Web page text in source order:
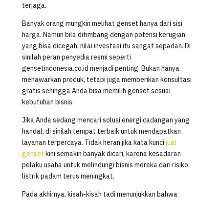
terjaga.
Banyak orang mungkin melihat genset hanya dari sisi
harga. Namun bila ditimbang dengan potensi kerugian
yang bisa dicegah, nilai investasi itu sangat sepadan. Di
sinilah peran penyedia resmi seperti
gensetindonesia.co.id menjadi penting. Bukan hanya
menawarkan produk, tetapi juga memberikan konsultasi
gratis sehingga Anda bisa memilih genset sesuai
kebutuhan bisnis.
Jika Anda sedang mencari solusi energi cadangan yang
handal, di sinilah tempat terbaik untuk mendapatkan
layanan terpercaya. Tidak heran jika kata kunci jual
genset kini semakin banyak dicari, karena kesadaran
pelaku usaha untuk melindungi bisnis mereka dari risiko
listrik padam terus meningkat.
Pada akhirnya, kisah-kisah tadi menunjukkan bahwa